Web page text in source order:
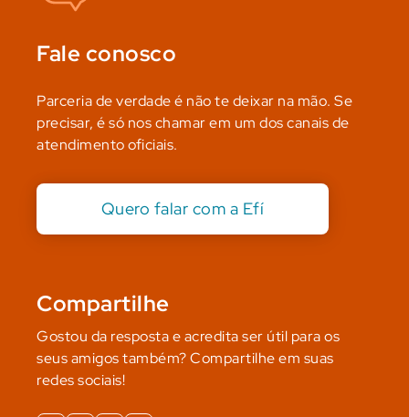
Fale conosco
Parceria de verdade é não te deixar na mão. Se
precisar, é só nos chamar em um dos canais de
atendimento oficiais.
Quero falar com a Efí
Compartilhe
Gostou da resposta e acredita ser útil para os
seus amigos também? Compartilhe em suas
redes sociais!